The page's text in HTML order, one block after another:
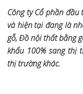
Công ty Cổ phần
và hiện tại đang là
gỗ, Đồ nội thất bằng
khẩu 100% sang thị
thị trường khác.